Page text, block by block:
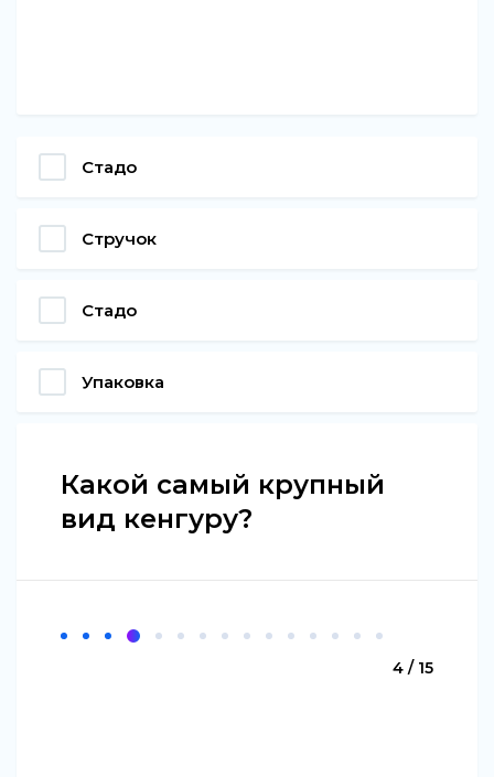
Стадо
Стручок
Стадо
Упаковка
Какой самый крупный
вид кенгуру?
4 / 15